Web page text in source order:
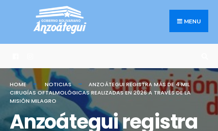
MENU
HOME NOTICIAS
ANZOÁTEGUI REGISTRA MÁS DE 4 MIL
CIRUGÍAS OFTALMOLÓGICAS REALIZADAS EN 2026 A TRAVÉS DE LA
MISIÓN MILAGRO
Anzoátegui registra
Search